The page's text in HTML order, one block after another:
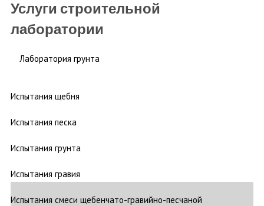
Услуги строительной
лаборатории
Лаборатория грунта
Испытания щебня
Испытания песка
Испытания грунта
Испытания гравия
Испытания смеси щебенчато-гравийно-песчаной